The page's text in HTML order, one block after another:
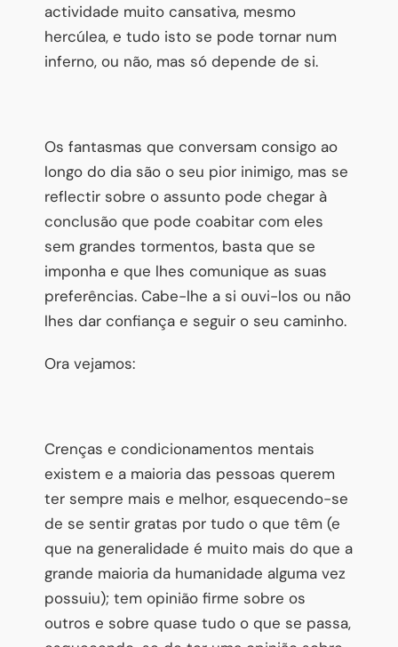
actividade muito cansativa, mesmo
hercúlea, e tudo isto se pode tornar num
inferno, ou não, mas só depende de si.
Os fantasmas que conversam consigo ao
longo do dia são o seu pior inimigo, mas se
reflectir sobre o assunto pode chegar à
conclusão que pode coabitar com eles
sem grandes tormentos, basta que se
imponha e que lhes comunique as suas
preferências. Cabe-lhe a si ouvi-los ou não
lhes dar confiança e seguir o seu caminho.
Ora vejamos:
Crenças e condicionamentos mentais
existem e a maioria das pessoas querem
ter sempre mais e melhor, esquecendo-se
de se sentir gratas por tudo o que têm (e
que na generalidade é muito mais do que a
grande maioria da humanidade alguma vez
possuiu); tem opinião firme sobre os
outros e sobre quase tudo o que se passa,